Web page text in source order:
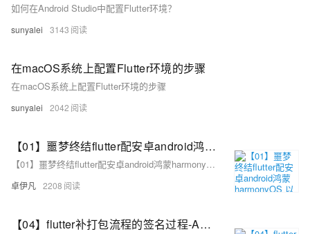
如何在Android Studio中配置Flutter环境？
sunyalei 3143
在macOS系统上配置Flutter环境的步骤
在macOS系统上配置Flutter环境的步骤
sunyalei 2042
【01】噩梦终结flutter配安卓android鸿蒙harmonyOS 以及next调试环境配鸿蒙和ios真机调试环境-flutter项目安卓环境配置-gradle-agp-ndkVersion模拟器运行真机测试环境-本地环境搭建-如何快速搭建android本地运行环境-优雅草卓伊凡-很多人在这步就被难倒了
【01】噩梦终结flutter配安卓android鸿蒙harmonyOS 以及next调试环境配鸿蒙和ios真机调试环境-flutter项目安卓环境配置-gradle-agp-ndkVersion模拟器运行真机测试环境-本地环境搭建-如何快速搭建android本地运行环境-优雅草卓伊凡-很多人在这步就被难倒了
卓伊凡 2208
【04】flutter补打包流程的签名过程-APP安卓调试配置-结构化项目目录-完善注册相关页面-开发完整的社交APP-前端客户端开发+数据联调|以优雅草商业项目为例做开发-flutter开发-全流程